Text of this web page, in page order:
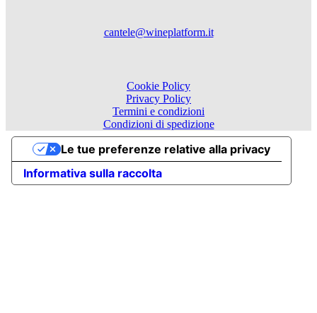
cantele@wineplatform.it
Cookie Policy
Privacy Policy
Termini e condizioni
Condizioni di spedizione
Informativa sulla raccolta
Le tue preferenze relative alla privacy